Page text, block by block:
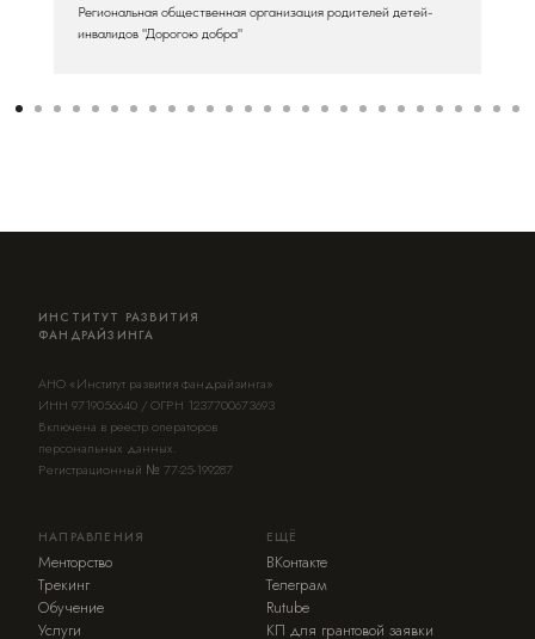
Региональная общественная организация родителей детей-
инвалидов "Дорогою добра"
ИНСТИТУТ РАЗВИТИЯ
ФАНДРАЙЗИНГА
АНО «Институт развития фандрайзинга»
ИНН 9719056640 / ОГРН 1237700673693
Включена в реестр операторов
персональных данных.
Регистрационный № 77-25-199287
НАПРАВЛЕНИЯ
Менторство
Трекинг
Обучение
Услуги
ЕЩЁ
ВКонтакте
Телеграм
Rutube
КП для грантовой заявки